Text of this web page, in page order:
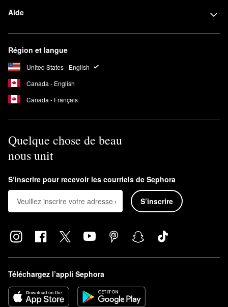
Aide
Région et langue
United States - English
Canada - English
Canada - Français
Quelque chose de beau
nous unit
S’inscrire pour recevoir les courriels de Sephora
S’inscrire
Téléchargez l’appli Sephora